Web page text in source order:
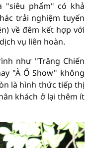
"siêu phẩm" có khả
trải nghiệm tuyến
về đêm kết hợp với
vụ liên hoàn.
như "Trăng Chiến
"À Ố Show" không
là hình thức tiếp thị
khách ở lại thêm ít